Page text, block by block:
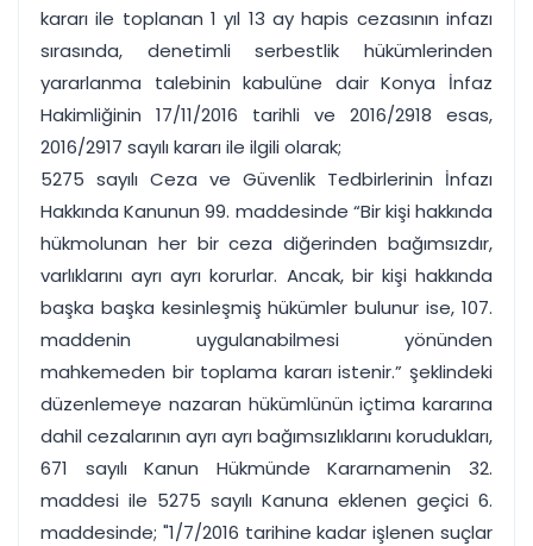
kararı ile toplanan 1 yıl 13 ay hapis cezasının infazı
sırasında, denetimli serbestlik hükümlerinden
yararlanma talebinin kabulüne dair Konya İnfaz
Hakimliğinin 17/11/2016 tarihli ve 2016/2918 esas,
2016/2917 sayılı kararı ile ilgili olarak;
5275 sayılı Ceza ve Güvenlik Tedbirlerinin İnfazı
Hakkında Kanunun 99. maddesinde “Bir kişi hakkında
hükmolunan her bir ceza diğerinden bağımsızdır,
varlıklarını ayrı ayrı korurlar. Ancak, bir kişi hakkında
başka başka kesinleşmiş hükümler bulunur ise, 107.
maddenin uygulanabilmesi yönünden
mahkemeden bir toplama kararı istenir.” şeklindeki
düzenlemeye nazaran hükümlünün içtima kararına
dahil cezalarının ayrı ayrı bağımsızlıklarını korudukları,
671 sayılı Kanun Hükmünde Kararnamenin 32.
maddesi ile 5275 sayılı Kanuna eklenen geçici 6.
maddesinde; "1/7/2016 tarihine kadar işlenen suçlar